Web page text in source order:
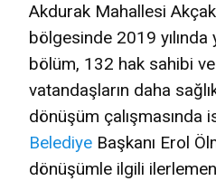
Akdurak Mahallesi
bölgesinde 2019 yılında
bölüm, 132 hak sahibi
vatandaşların daha
dönüşüm çalışmasında
Belediye Başkanı Erol
dönüşümle ilgili